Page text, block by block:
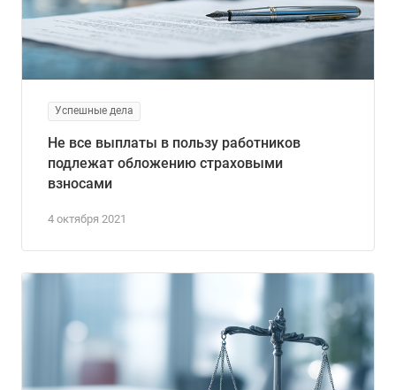
Успешные дела
4 октября 2021
Не все выплаты в пользу работников
подлежат обложению страховыми
взносами